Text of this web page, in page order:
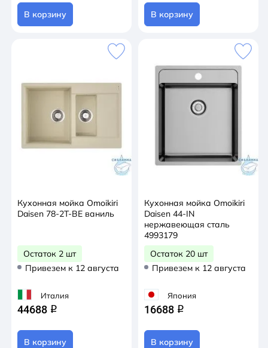
В корзину В корзину
Кухонная мойка Omoikiri
Daisen 78-2T-BE ваниль
Остаток 2 шт
Привезем к 12 августа
Италия
44688 q
В корзину
Кухонная мойка Omoikiri
Daisen 44-IN
нержавеющая сталь
4993179
Остаток 20 шт
Привезем к 12 августа
Япония
16688 q
В корзину